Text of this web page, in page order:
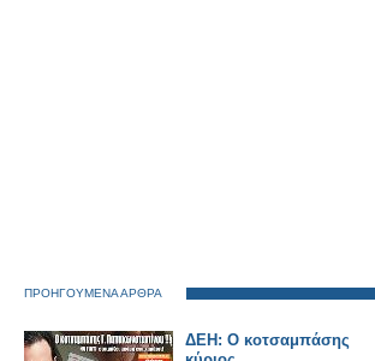
ΠΡΟΗΓΟΥΜΕΝΑ ΑΡΘΡΑ
ΔΕΗ: O κοτσαμπάσης